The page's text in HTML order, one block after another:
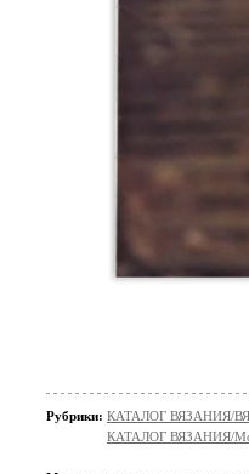
Рубрики: КАТАЛОГ ВЯЗАНИЯ/
КАТАЛОГ ВЯЗАНИЯ/